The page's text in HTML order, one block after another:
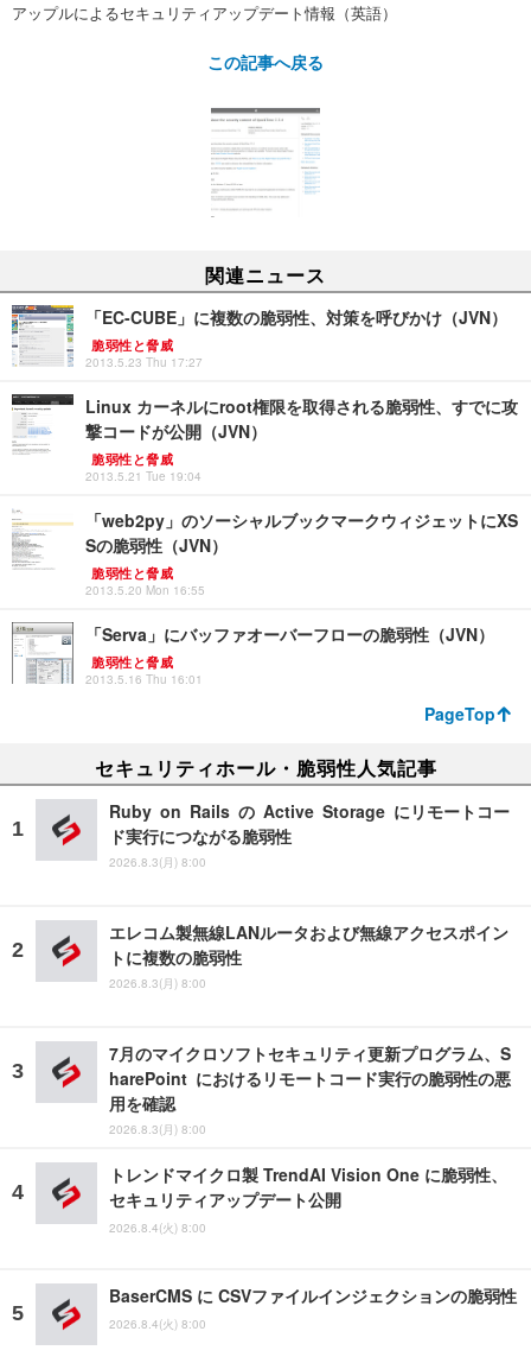
アップルによるセキュリティアップデート情報（英語）
この記事へ戻る
関連ニュース
「EC-CUBE」に複数の脆弱性、対策を呼びかけ（JVN）
脆弱性と脅威
2013.5.23 Thu 17:27
Linux カーネルにroot権限を取得される脆弱性、すでに攻
撃コードが公開（JVN）
脆弱性と脅威
2013.5.21 Tue 19:04
「web2py」のソーシャルブックマークウィジェットにXS
Sの脆弱性（JVN）
脆弱性と脅威
2013.5.20 Mon 16:55
「Serva」にバッファオーバーフローの脆弱性（JVN）
脆弱性と脅威
2013.5.16 Thu 16:01
PageTop
セキュリティホール・脆弱性人気記事
Ruby on Rails の Active Storage にリモートコー
ド実行につながる脆弱性
2026.8.3(月) 8:00
エレコム製無線LANルータおよび無線アクセスポイン
トに複数の脆弱性
2026.8.3(月) 8:00
7月のマイクロソフトセキュリティ更新プログラム、S
harePoint におけるリモートコード実行の脆弱性の悪
用を確認
2026.8.3(月) 8:00
トレンドマイクロ製 TrendAI Vision One に脆弱性、
セキュリティアップデート公開
2026.8.4(火) 8:00
BaserCMS に CSVファイルインジェクションの脆弱性
2026.8.4(火) 8:00